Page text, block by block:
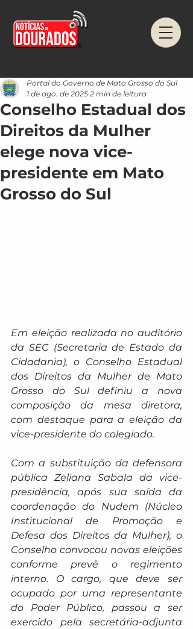
Conselho Estadual dos
Direitos da Mulher
elege nova vice-
presidente em Mato
Grosso do Sul
Portal do Governo de Mato Grosso do Sul
1 de ago. de 2025 2 min de leitura
Em eleição realizada no auditório
da SEC (Secretaria de Estado da
Cidadania), o Conselho Estadual
dos Direitos da Mulher de Mato
Grosso do Sul definiu a nova
composição da mesa diretora,
com destaque para a eleição da
vice-presidente do colegiado.
Com a substituição da defensora
pública Zeliana Sabala da vice-
presidência, após sua saída da
coordenação do Nudem (Núcleo
Institucional de Promoção e
Defesa dos Direitos da Mulher), o
Conselho convocou novas eleições
conforme prevê o regimento
interno. O cargo, que deve ser
ocupado por uma representante
do Poder Público, passou a ser
exercido pela secretária-adjunta